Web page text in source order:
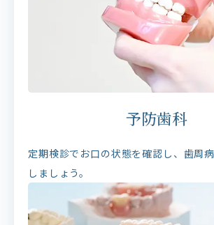
予防歯科
定期検診でお口の状態を確認し、歯周
しましょう。